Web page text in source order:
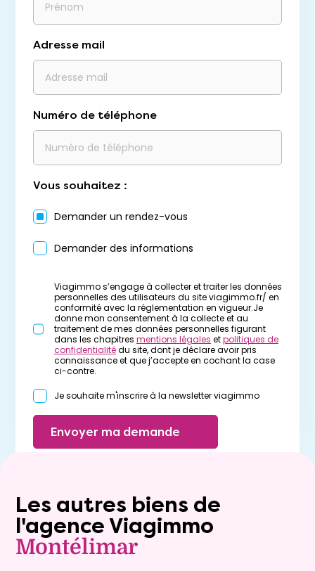
Adresse mail
Numéro de téléphone
Vous souhaitez :
Demander un rendez-vous
Demander des informations
Viagimmo s’engage à collecter et traiter les données
personnelles des utilisateurs du site viagimmo.fr/ en
conformité avec la réglementation en vigueur.Je
donne mon consentement à la collecte et au
traitement de mes données personnelles figurant
dans les chapitres mentions légales etpolitiques de
confidentialitédu site, dont je déclare avoir pris
connaissance et que j’accepte en cochant la case
ci-contre.
Je souhaite m'inscrire à la newsletter viagimmo
Envoyer ma demande
Les autres biens de
l'agence Viagimmo
Montélimar